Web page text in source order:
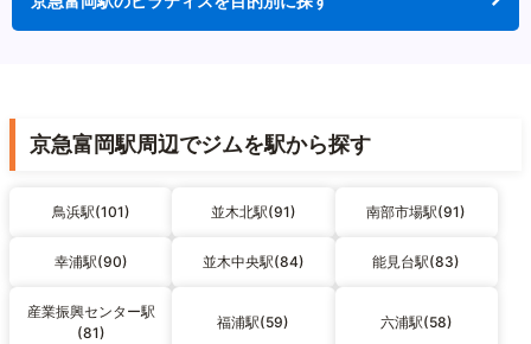
京急富岡駅周辺でジムを駅から探す
鳥浜駅(101) 並木北駅(91) 南部市場駅(91)
幸浦駅(90) 並木中央駅(84) 能見台駅(83)
産業振興センター駅
(81)
福浦駅(59) 六浦駅(58)